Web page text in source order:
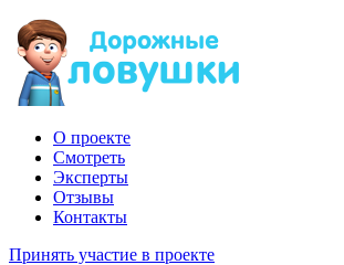
О проекте
Смотреть
Эксперты
Отзывы
Контакты
Принять участие в проекте